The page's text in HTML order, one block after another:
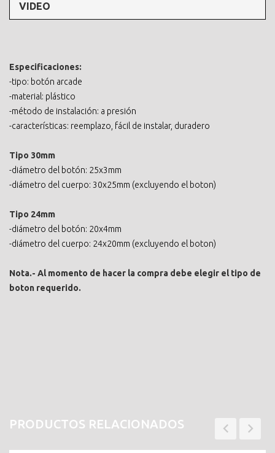
VIDEO
Especificaciones:
-tipo: botón arcade
-material: plástico
-método de instalación: a presión
-características: reemplazo, fácil de instalar, duradero
Tipo 30mm
-diámetro del botón: 25x3mm
-diámetro del cuerpo: 30x25mm (excluyendo el boton)
Tipo 24mm
-diámetro del botón: 20x4mm
-diámetro del cuerpo: 24x20mm (excluyendo el boton)
Nota.- Al momento de hacer la compra debe elegir el tipo de
boton requerido.
PRODUCTOS RELACIONADOS